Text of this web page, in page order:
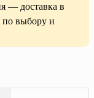
— доставка в
по выбору и